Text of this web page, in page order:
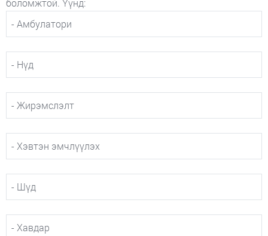
боломжтой. Үүнд:
- Амбулатори
- Нүд
- Жирэмслэлт
- Хэвтэн эмчлүүлэх
- Шүд
- Хавдар